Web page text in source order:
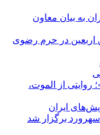
به بیان معاون
اربعین در حرم رضوی
از الموت،
ایران
برگزار شد